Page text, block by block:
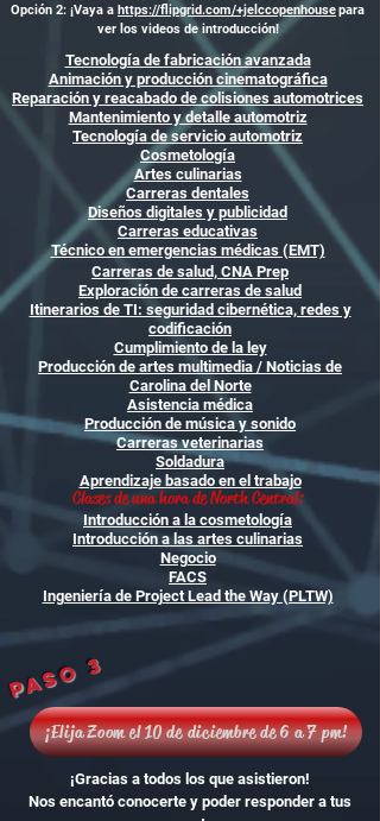
Opción 2: ¡Vaya a https://flipgrid.com/+jelccopenhousepara
ver los videos de introducción!
Tecnología de fabricación avanzada
Animación y producción cinematográfica
Reparación y reacabado de colisiones automotrices
Mantenimiento y detalle automotriz
Tecnología de servicio automotriz
Cosmetología
Artes culinarias
Carreras dentales
Diseños digitales y publicidad
Carreras educativas
Técnico en emergencias médicas (EMT)
Carreras de salud, CNA Prep
Exploración de carreras de salud
Itinerarios de TI: seguridad cibernética, redes y
codificación
Cumplimiento de la ley
Producción de artes multimedia / Noticias de
Carolina del Norte
Asistencia médica
Producción de música y sonido
Carreras veterinarias
Soldadura
Aprendizaje basado en el trabajo
Clases de una hora de North Central:
Introducción a la cosmetología
Introducción a las artes culinarias
Negocio
FACS
Ingeniería de Project Lead the Way (PLTW)
Paso 3
¡Elija Zoom el 10 de diciembre de 6 a 7 pm!
¡Gracias a todos los que asistieron!
Nos encantó conocerte y poder responder a tus